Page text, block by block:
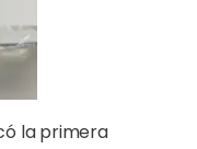
la primera